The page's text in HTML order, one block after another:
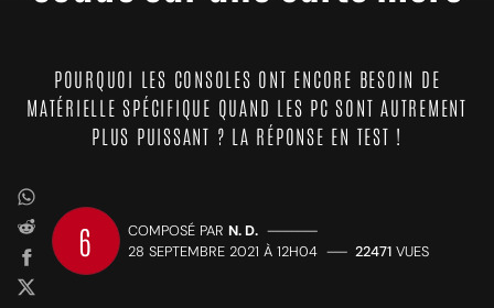
POURQUOI LES CONSOLES ONT ENCORE BESOIN DE
MATÉRIELLE SPÉCIFIQUE QUAND LES PC SONT AUTREMENT
PLUS PUISSANT ? LA RÉPONSE EN TEST !
6 COMPOSÉ PAR N. D. —————
28 SEPTEMBRE 2021 À 12H04 —— 22471 VUES